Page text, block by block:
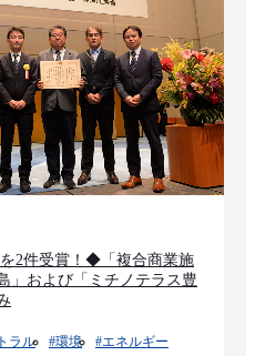
2件受賞！◆「複合商業施
」および「ミチノテラス豊
ラル #環境​ #エネルギー